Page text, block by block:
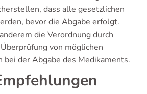
dass alle gesetzlichen
bevor die Abgabe erfolgt.
die Verordnung durch
von möglichen
der Abgabe des Medikaments.